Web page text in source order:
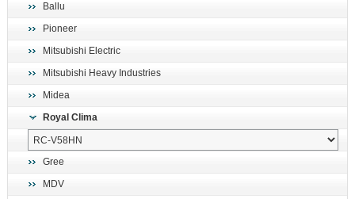
Ballu
Pioneer
Mitsubishi Electric
Mitsubishi Heavy Industries
Midea
Royal Clima
Gree
MDV